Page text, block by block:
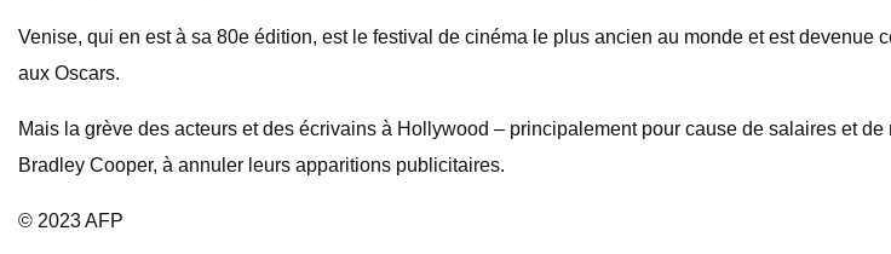
Venise, qui en est à sa 80e édition, est le festival de cinéma le plus ancien au monde et est
aux Oscars.
Mais la grève des acteurs et des écrivains à Hollywood – principalement pour cause de salaires et
Bradley Cooper, à annuler leurs apparitions publicitaires.
© 2023 AFP